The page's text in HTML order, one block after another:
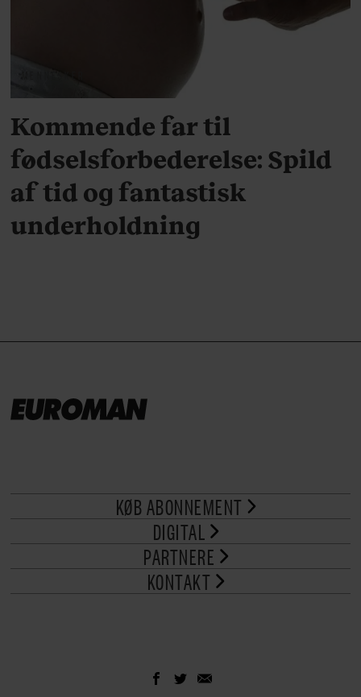
Kommende far til
fødselsforbederelse: Spild
af tid og fantastisk
underholdning
KØB ABONNEMENT
DIGITAL
PARTNERE
KONTAKT